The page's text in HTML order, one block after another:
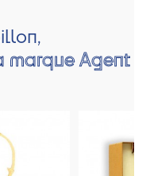
marque Agent